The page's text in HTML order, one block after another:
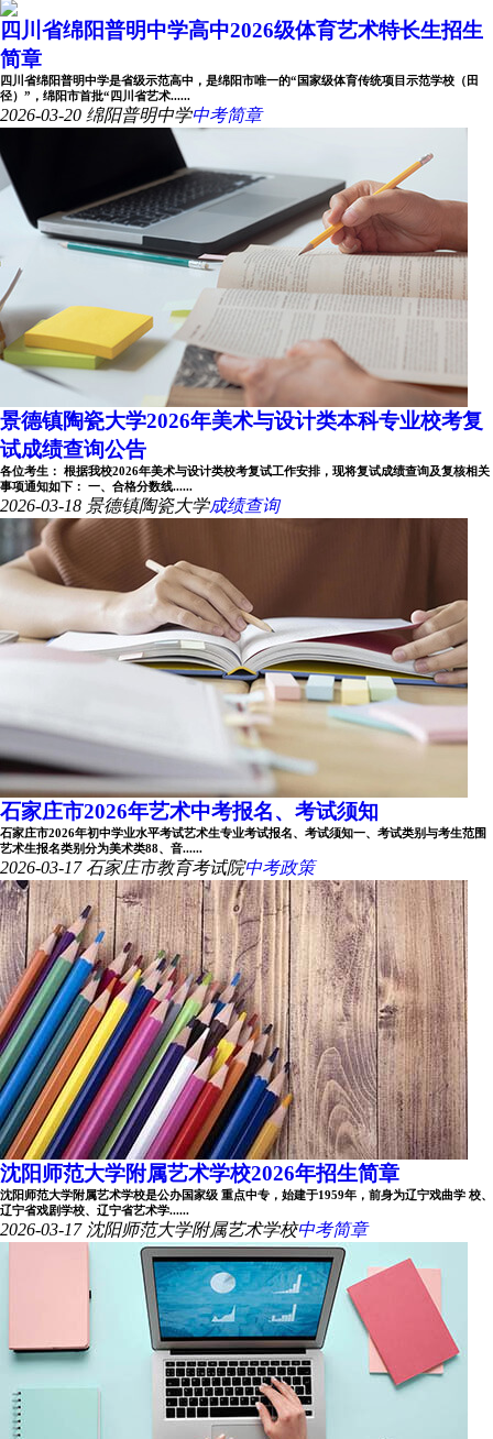
四川省绵阳普明中学高中2026级体育艺术特长生招生
简章
四川省绵阳普明中学是省级示范高中，是绵阳市唯一的“国家级体育传统项目示范学校（田
径）”，绵阳市首批“四川省艺术......
2026-03-20 绵阳普明中学中考简章
景德镇陶瓷大学2026年美术与设计类本科专业校考复
试成绩查询公告
各位考生： 根据我校2026年美术与设计类校考复试工作安排，现将复试成绩查询及复核相关
事项通知如下： 一、合格分数线......
2026-03-18 景德镇陶瓷大学成绩查询
石家庄市2026年艺术中考报名、考试须知
石家庄市2026年初中学业水平考试艺术生专业考试报名、考试须知一、考试类别与考生范围
艺术生报名类别分为美术类88、音......
2026-03-17 石家庄市教育考试院中考政策
沈阳师范大学附属艺术学校2026年招生简章
沈阳师范大学附属艺术学校是公办国家级 重点中专，始建于1959年，前身为辽宁戏曲学 校、
辽宁省戏剧学校、辽宁省艺术学......
2026-03-17 沈阳师范大学附属艺术学校中考简章